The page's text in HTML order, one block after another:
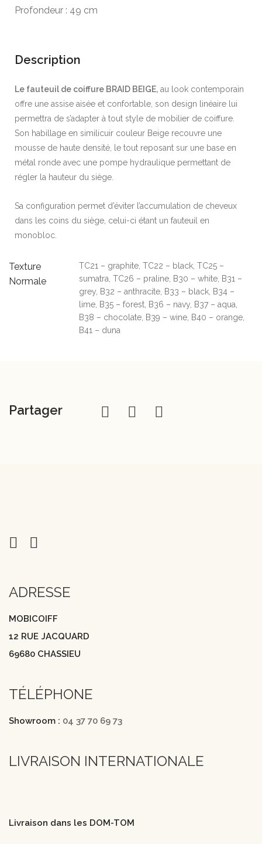
Profondeur : 49 cm
Description
Le fauteuil de coiffure BRAID BEIGE, au look contemporain
offre une assise aisée et confortable, son design linéaire lui
permettra de s’adapter à tout style de mobilier de coiffure.
Son habillage en similicuir couleur Beige recouvre une
mousse de haute densité, le tout reposant sur une base en
métal ronde avec une pompe hydraulique permettant de
régler la hauteur du siège.
Sa configuration permet d’éviter l’accumulation de cheveux
dans les coins du siège, celui-ci étant un fauteuil en
monobloc.
Texture
Normale
TC21 – graphite, TC22 – black, TC25 –
sumatra, TC26 – praline, B30 – white, B31 –
grey, B32 – anthracite, B33 – black, B34 –
lime, B35 – forest, B36 – navy, B37 – aqua,
B38 – chocolate, B39 – wine, B40 – orange,
B41 – duna
Partager
ADRESSE
MOBICOIFF
12 RUE JACQUARD
69680 CHASSIEU
TÉLÉPHONE
Showroom : 04 37 70 69 73
LIVRAISON INTERNATIONALE
Livraison dans les DOM-TOM